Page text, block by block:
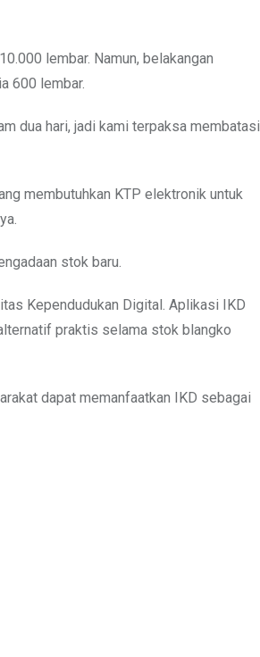
lembar. Namun, belakangan
600 lembar.
dua hari, jadi kami terpaksa membatasi
membutuhkan KTP elektronik untuk
stok baru.
Kependudukan Digital. Aplikasi IKD
praktis selama stok blangko
dapat memanfaatkan IKD sebagai